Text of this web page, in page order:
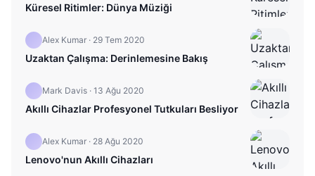
Küresel Ritimler: Dünya Müziği
Alex Kumar · 29 Tem 2020
Uzaktan Çalışma: Derinlemesine Bakış
Mark Davis · 13 Ağu 2020
Akıllı Cihazlar Profesyonel Tutkuları Besliyor
Alex Kumar · 28 Ağu 2020
Lenovo'nun Akıllı Cihazları